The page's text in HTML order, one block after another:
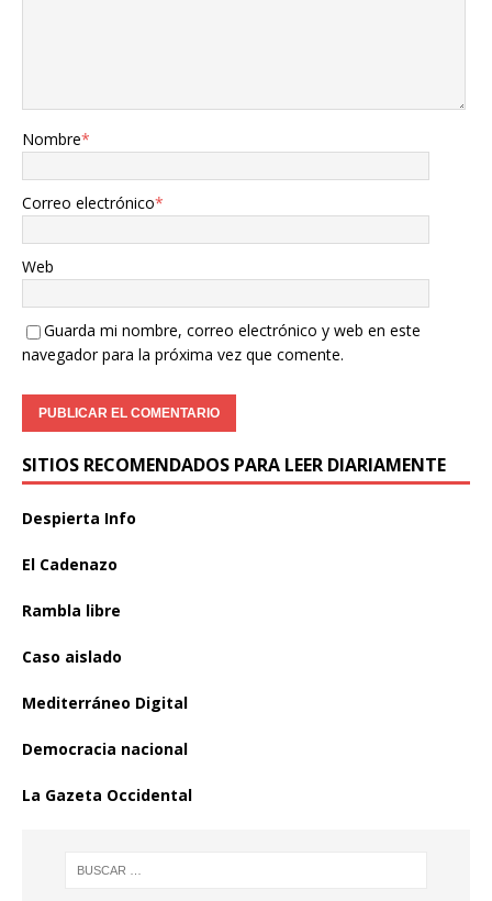
Nombre*
Correo electrónico*
Web
Guarda mi nombre, correo electrónico y web en este
navegador para la próxima vez que comente.
SITIOS RECOMENDADOS PARA LEER DIARIAMENTE
Despierta Info
El Cadenazo
Rambla libre
Caso aislado
Mediterráneo Digital
Democracia nacional
La Gazeta Occidental